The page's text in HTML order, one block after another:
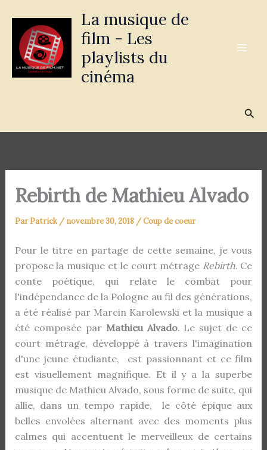
contenu
La musique de
film - Les
playlists du
cinéma
Rebirth de Mathieu Alvado
ParPatrick / novembre 30, 2018 /Coup de coeur
Pour le titre en partage de cette semaine, je vous
propose la musique et le court métrage Rebirth. Ce
conte poétique, qui relate le combat pour
l'indépendance de la Pologne au fil des générations,
a été réalisé par Marcin Karolewski et la musique a
été composée par Mathieu Alvado. Le sujet de ce
court métrage, développé à travers l'imagination
d'une jeune étudiante, est passionnant et ce film
est visuellement magnifique. Et il y a la superbe
musique de Mathieu Alvado, sous forme de suite, qui
allie, dans un tempo rapide, le côté épique aux
belles envolées alternant avec des moments plus
calmes qui accentuent le merveilleux de certains